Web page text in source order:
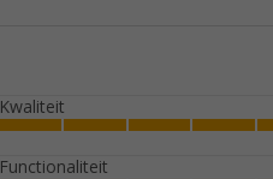
Kwaliteit
Functionaliteit